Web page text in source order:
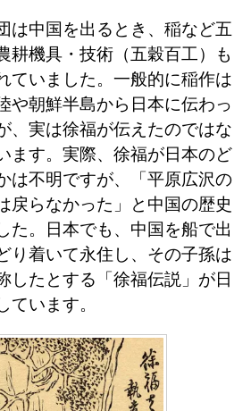
は中国を出るとき、稲など五
耕機具・技術（五穀百工）も
ていました。一般的に稲作は
や朝鮮半島から日本に伝わっ
、実は徐福が伝えたのではな
ます。実際、徐福が日本のど
は不明ですが、「平原広沢の
戻らなかった」と中国の歴史
た。日本でも、中国を船で出
り着いて永住し、その子孫は
したとする「徐福伝説」が日
います。